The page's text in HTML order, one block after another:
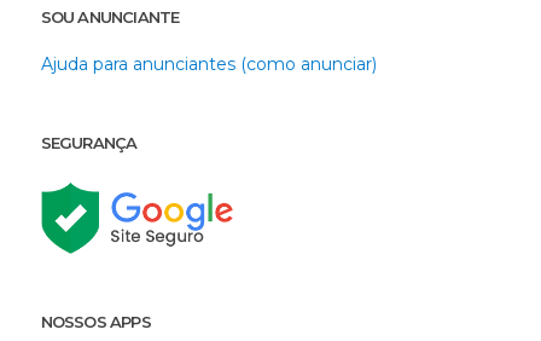
SOU ANUNCIANTE
Ajuda para anunciantes (como anunciar)
SEGURANÇA
NOSSOS APPS